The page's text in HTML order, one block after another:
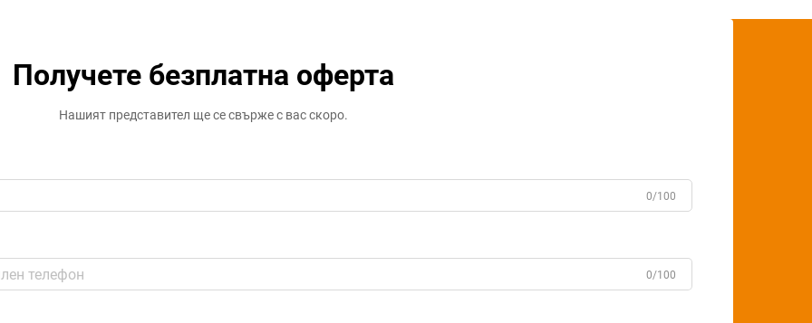
Получете безплатна оферта
Нашият представител ще се свърже с вас скоро.
0/100
0/100